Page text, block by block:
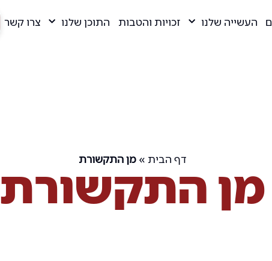
העשייה שלנו זכויות והטבות התוכן שלנו צרו קשר
דף הבית » מן התקשורת
מן התקשורת